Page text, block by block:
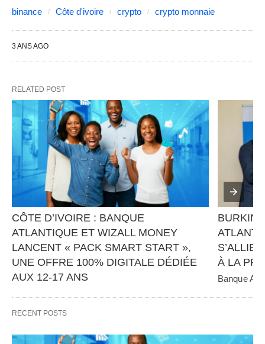
binance Côte d'ivoire crypto crypto monnaie
3 ANS AGO
RELATED POST
CÔTE D’IVOIRE : BANQUE
ATLANTIQUE ET WIZALL MONEY
LANCENT « PACK SMART START »,
UNE OFFRE 100% DIGITALE DÉDIÉE
AUX 12-17 ANS
d’inclusion financière avec…
À LA
Banque
RECENT POSTS